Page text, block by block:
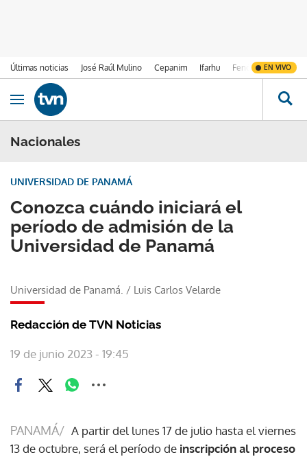
Últimas noticias José Raúl Mulino Cepanim Ifarhu Fenómeno de El
EN VIVO
Ir al contenido
Obrir navegació
Nacionales
Conozca cuándo iniciará el
período de admisión de la
Universidad de Panamá
UNIVERSIDAD DE PANAMÁ
Universidad de Panamá. / Luis Carlos Velarde
Redacción de TVN Noticias
19 de junio 2023 - 19:45
PANAMÁ/ A partir del lunes 17 de julio hasta el viernes
13 de octubre, será el período de inscripción al proceso